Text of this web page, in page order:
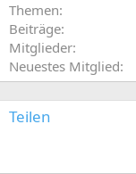
Themen
Beiträge
Mitglieder
Neuestes Mitglied
Teilen